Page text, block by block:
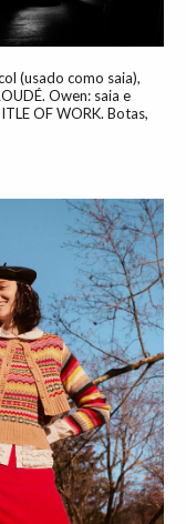
(usado como saia),
Owen: saia e
OF WORK. Botas,